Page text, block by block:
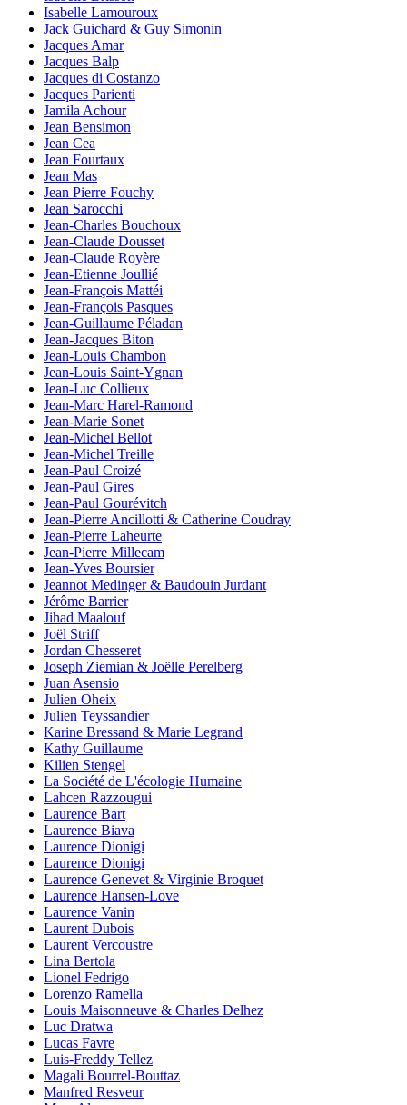
Isabelle Lamouroux
Jack Guichard & Guy Simonin
Jacques Amar
Jacques Balp
Jacques di Costanzo
Jacques Parienti
Jamila Achour
Jean Bensimon
Jean Cea
Jean Fourtaux
Jean Mas
Jean Pierre Fouchy
Jean Sarocchi
Jean-Charles Bouchoux
Jean-Claude Dousset
Jean-Claude Royère
Jean-Etienne Joullié
Jean-François Mattéi
Jean-François Pasques
Jean-Guillaume Péladan
Jean-Jacques Biton
Jean-Louis Chambon
Jean-Louis Saint-Ygnan
Jean-Luc Collieux
Jean-Marc Harel-Ramond
Jean-Marie Sonet
Jean-Michel Bellot
Jean-Michel Treille
Jean-Paul Croizé
Jean-Paul Gires
Jean-Paul Gourévitch
Jean-Pierre Ancillotti & Catherine Coudray
Jean-Pierre Laheurte
Jean-Pierre Millecam
Jean-Yves Boursier
Jeannot Medinger & Baudouin Jurdant
Jérôme Barrier
Jihad Maalouf
Joël Striff
Jordan Chesseret
Joseph Ziemian & Joëlle Perelberg
Juan Asensio
Julien Oheix
Julien Teyssandier
Karine Bressand & Marie Legrand
Kathy Guillaume
Kilien Stengel
La Société de L'écologie Humaine
Lahcen Razzougui
Laurence Bart
Laurence Biava
Laurence Dionigi
Laurence Dionigi
Laurence Genevet & Virginie Broquet
Laurence Hansen-Love
Laurence Vanin
Laurent Dubois
Laurent Vercoustre
Lina Bertola
Lionel Fedrigo
Lorenzo Ramella
Louis Maisonneuve & Charles Delhez
Luc Dratwa
Lucas Favre
Luis-Freddy Tellez
Magali Bourrel-Bouttaz
Manfred Resveur